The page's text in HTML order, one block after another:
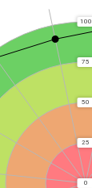
100
75
50
25
0